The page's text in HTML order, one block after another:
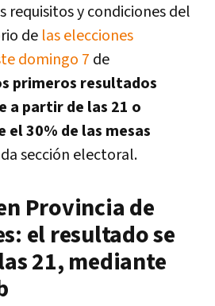
requisitos y condiciones del
de las elecciones
domingo 7 de
primeros resultados
a partir de las 21 o
el 30% de las mesas
sección electoral.
Provincia de
el resultado se
21, mediante